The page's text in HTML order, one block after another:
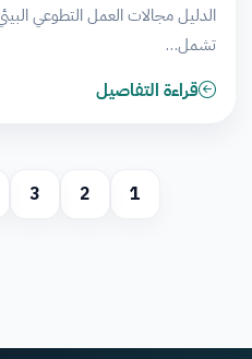
الدليل مجالات العمل التطوعي
تشمل…
قراءة التفاصيل
1
2
3